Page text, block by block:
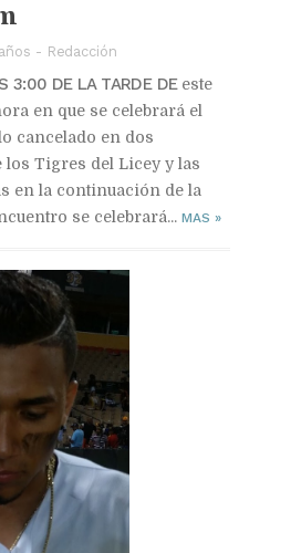
- Redacción
3:00 DE LA TARDE DEeste
en que se celebrará el
cancelado en dos
los Tigres del Licey y las
en la continuación de la
se celebrará... MAS »